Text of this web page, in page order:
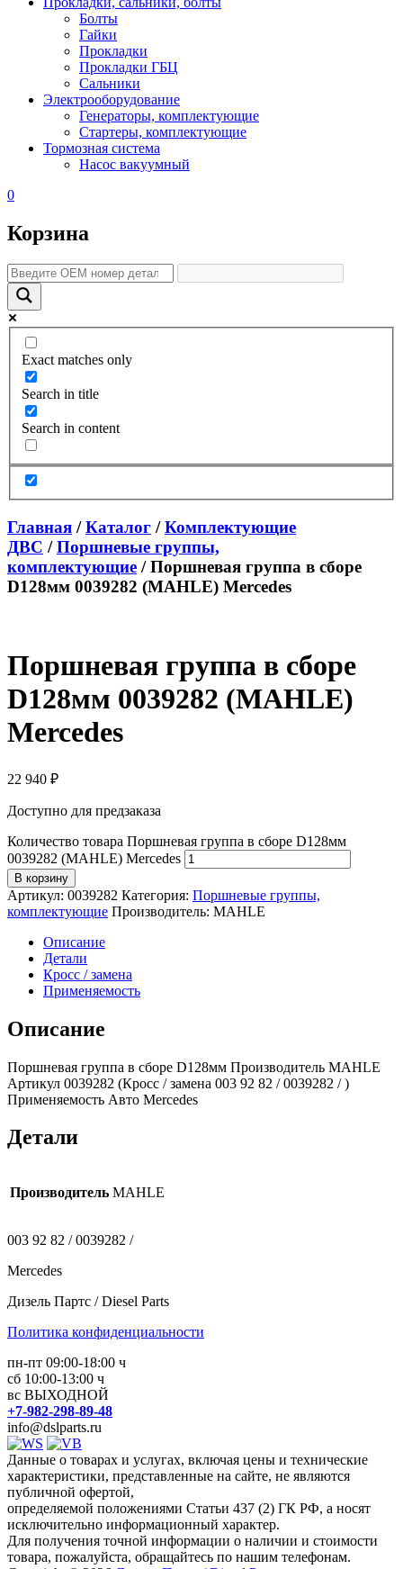
Болты
Гайки
Прокладки
Прокладки ГБЦ
Сальники
Электрооборудование
Генераторы, комплектующие
Стартеры, комплектующие
Тормозная система
Насос вакуумный
0
Корзина
Exact matches only
Search in title
Search in content
Главная /Каталог /Комплектующие
ДВС /Поршневые группы,
комплектующие / Поршневая группа в сборе
D128мм 0039282 (MAHLE) Mercedes
Поршневая группа в сборе
D128мм 0039282 (MAHLE)
Mercedes
22 940 ₽
Доступно для предзаказа
Количество товара Поршневая группа в сборе D128мм
0039282 (MAHLE) Mercedes
В корзину
Артикул: 0039282 Категория: Поршневые группы,
комплектующие Производитель: MAHLE
Описание
Детали
Кросс / замена
Применяемость
Описание
Поршневая группа в сборе D128мм Производитель MAHLE
Артикул 0039282 (Кросс / замена 003 92 82 / 0039282 / )
Применяемость Авто Mercedes
Детали
Производитель MAHLE
003 92 82 / 0039282 /
Mercedes
Дизель Партс / Diesel Parts
Политика конфиденциальности
пн-пт 09:00-18:00 ч
сб 10:00-13:00 ч
вс ВЫХОДНОЙ
+7-982-298-89-48
info@dslparts.ru
Данные о товарах и услугах, включая цены и технические
характеристики, представленные на сайте, не являются
публичной офертой,
определяемой положениями Статьи 437 (2) ГК РФ, а носят
исключительно информационный характер.
Для получения точной информации о наличии и стоимости
товара, пожалуйста, обращайтесь по нашим телефонам.